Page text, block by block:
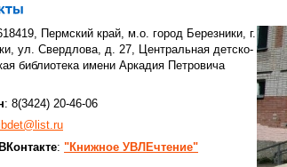
Пермский край, м.о. город Березники, г.
ул. Свердлова, д. 27, Центральная детско-
библиотека имени Аркадия Петровича
: 8(3424) 20-46-06
: "Книжное УВЛЕчтение"